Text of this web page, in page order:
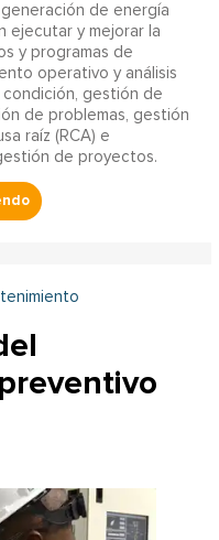
de energía
ejecutar y mejorar la
y programas de
operativo y análisis
gestión de
de problemas, gestión
raíz (RCA) e
de proyectos.